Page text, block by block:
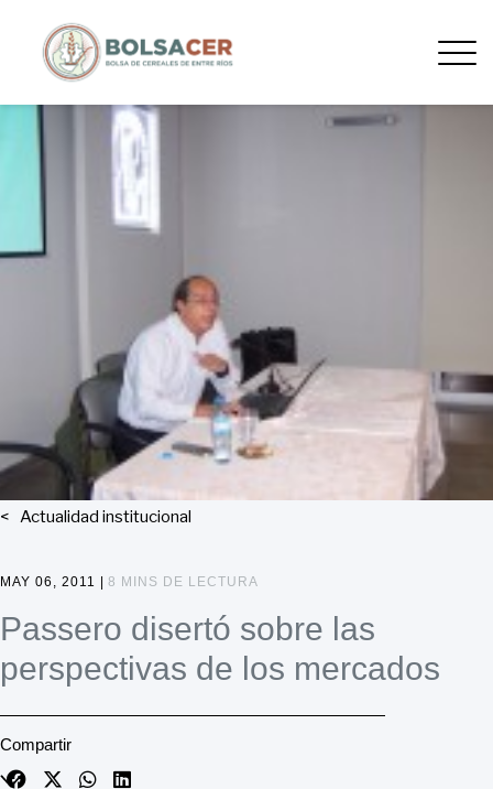
Actualidad institucional
MAY 06, 2011 | 8 MINS DE LECTURA
Passero disertó sobre las
perspectivas de los mercados
Compartir